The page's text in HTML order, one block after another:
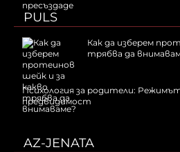
PULS
Как да изберем
трябва да
Психология за родители:
предвидимост
AZ-JENATA